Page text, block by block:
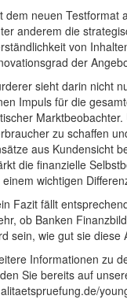
dem neuen Testformat
anderem die
von
der
sieht darin nicht
Impuls für die
zu schaffen
aus Kundensicht
die finanzielle
einem wichtigen
Fazit fällt
ob Banken
sein, wie gut sie diese
Informationen zu
Sie bereits auf